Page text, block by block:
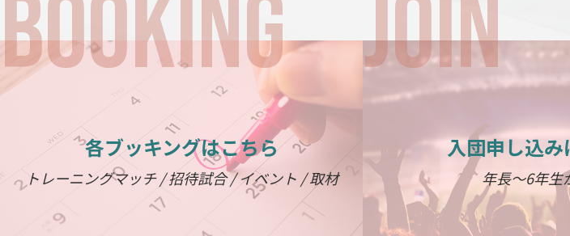
各ブッキングはこちら
トレーニングマッチ / 招待試合 / イベント / 取材
入団申し込み
年長～6年生